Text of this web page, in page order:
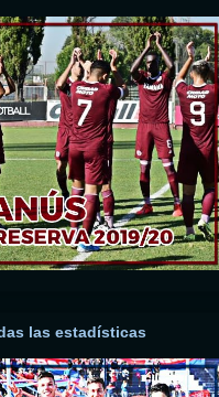
las estadísticas